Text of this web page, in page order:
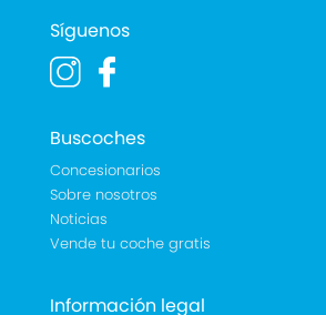
Síguenos
Buscoches
Concesionarios
Sobre nosotros
Noticias
Vende tu coche gratis
Información legal